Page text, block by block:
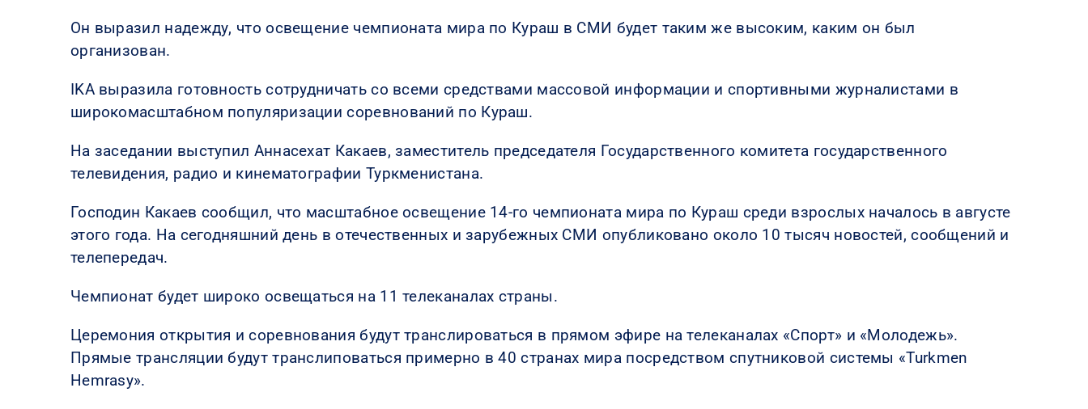
Он выразил надежду, что освещение чемпионата мира по Кураш в СМИ будет таким же высоким, каким он был
организован.
IKA выразила готовность сотрудничать со всеми средствами массовой информации и спортивными журналистами в
широкомасштабном популяризации соревнований по Кураш.
На заседании выступил Аннасехат Какаев, заместитель председателя Государственного комитета государственного
телевидения, радио и кинематографии Туркменистана.
Господин Какаев сообщил, что масштабное освещение 14-го чемпионата мира по Кураш среди взрослых началось в августе
этого года. На сегодняшний день в отечественных и зарубежных СМИ опубликовано около 10 тысяч новостей, сообщений и
телепередач.
Чемпионат будет широко освещаться на 11 телеканалах страны.
Церемония открытия и соревнования будут транслироваться в прямом эфире на телеканалах «Спорт» и «Молодежь».
Прямые трансляции будут транслиповаться примерно в 40 странах мира посредством спутниковой системы «Turkmen
Hemrasy».